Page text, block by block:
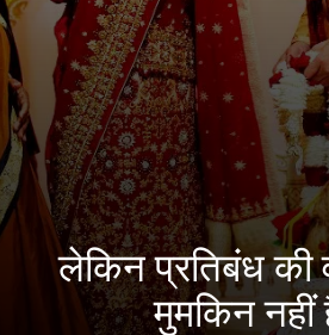
लेकिन प्रतिबंध
मुमकिन